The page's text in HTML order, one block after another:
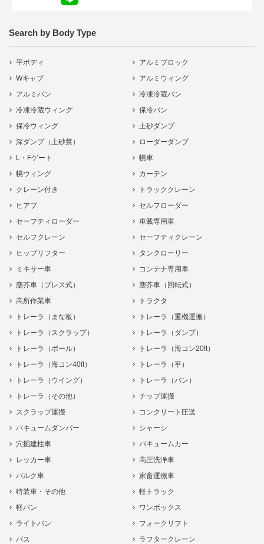
Search by Body Type
平ボディ
アルミブロック
Wキャブ
アルミウィング
アルミバン
冷凍冷蔵バン
冷凍冷蔵ウィング
保冷バン
保冷ウィング
土砂ダンプ
深ダンプ（土砂禁）
ローダーダンプ
L・Fゲート
幌車
幌ウィング
カーテン
クレーン付き
トラッククレーン
ヒアブ
セルフローダー
セーフティローダー
車載専用車
セルフクレーン
セーフティクレーン
ヒップリフター
タンクローリー
ミキサー車
コンテナ専用車
塵芥車（プレス式）
塵芥車（回転式）
高所作業車
トラクタ
トレーラ（まな板）
トレーラ（重機運搬）
トレーラ（スクラップ）
トレーラ（ダンプ）
トレーラ（ポール）
トレーラ（海コン20ft）
トレーラ（海コン40ft）
トレーラ（平）
トレーラ（ウイング）
トレーラ（バン）
トレーラ（その他）
チップ運搬
スクラップ運搬
コンクリート圧送
バキュームダンパー
シャーシ
穴掘建柱車
バキュームカー
レッカー車
高圧洗浄車
バルク車
家畜運搬車
特装車・その他
軽トラック
軽バン
ワンボックス
ライトバン
フォークリフト
バス
ラフタークレーン